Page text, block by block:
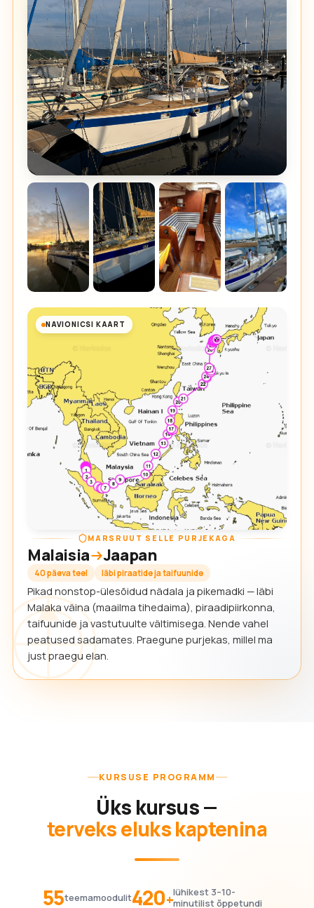
NAVIONICSI KAART
MARSRUUT SELLE PURJEKAGA
Malaisia Jaapan
40 päeva teel läbi piraatide ja taifuunide
Pikad nonstop-ülesõidud nädala ja pikemadki — läbi
Malaka väina (maailma tihedaima), piraadipiirkonna,
taifuunide ja vastutuulte vältimisega. Nende vahel
peatused sadamates. Praegune purjekas, millel ma
just praegu elan.
KURSUSE PROGRAMM
Üks kursus —
terveks eluks kaptenina
55teemamoodulit420+lühikest 3–10-
minutilist õppetundi